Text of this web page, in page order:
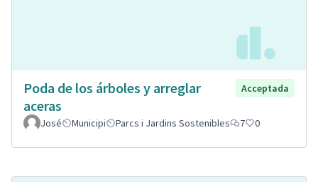
Poda de los árboles y arreglar
aceras
Acceptada
José Municipi Parcs i Jardins Sostenibles 7 0